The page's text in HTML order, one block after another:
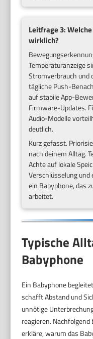
Leitfrage 3:
wirklich?
Temperaturanzeige
Stromverbrauch und
tägliche Push-
auf stabile App-
Firmware-Updates.
Audio-Modelle
deutlich.
Kurz gefasst.
nach deinem Alltag.
Achte auf lokale
Verschlüsselung
ein Babyphone, das
arbeitet.
Typische
Babyphone
Ein Babyphone
schafft Abstand und
unnötige
reagieren.
erkläre, warum das